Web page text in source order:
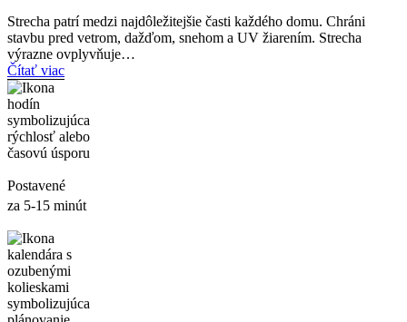
Strecha patrí medzi najdôležitejšie časti každého domu. Chráni
stavbu pred vetrom, dažďom, snehom a UV žiarením. Strecha
výrazne ovplyvňuje…
Čítať viac
Postavené
za 5-15 minút